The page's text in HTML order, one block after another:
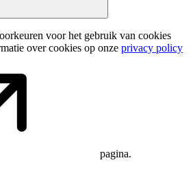
voor het gebruik van cookies
over cookies op onze privacy policy
pagina.